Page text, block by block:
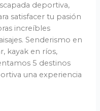
deportiva,
satisfacer tu pasión
increíbles
Senderismo en
kayak en ríos,
5 destinos
una experiencia